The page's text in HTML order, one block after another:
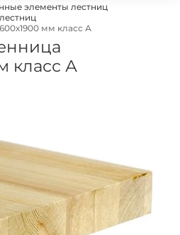
элементы лестниц
мм класс А
класс А